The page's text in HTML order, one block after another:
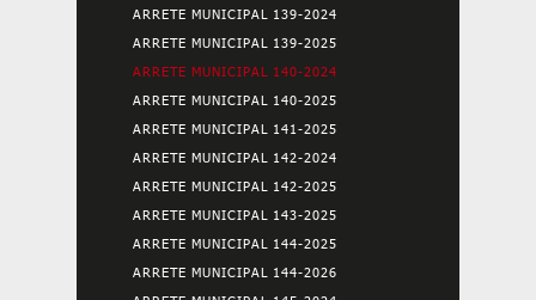
ARRETE MUNICIPAL 139-2024
ARRETE MUNICIPAL 139-2025
ARRETE MUNICIPAL 140-2024
ARRETE MUNICIPAL 140-2025
ARRETE MUNICIPAL 141-2025
ARRETE MUNICIPAL 142-2024
ARRETE MUNICIPAL 142-2025
ARRETE MUNICIPAL 143-2025
ARRETE MUNICIPAL 144-2025
ARRETE MUNICIPAL 144-2026